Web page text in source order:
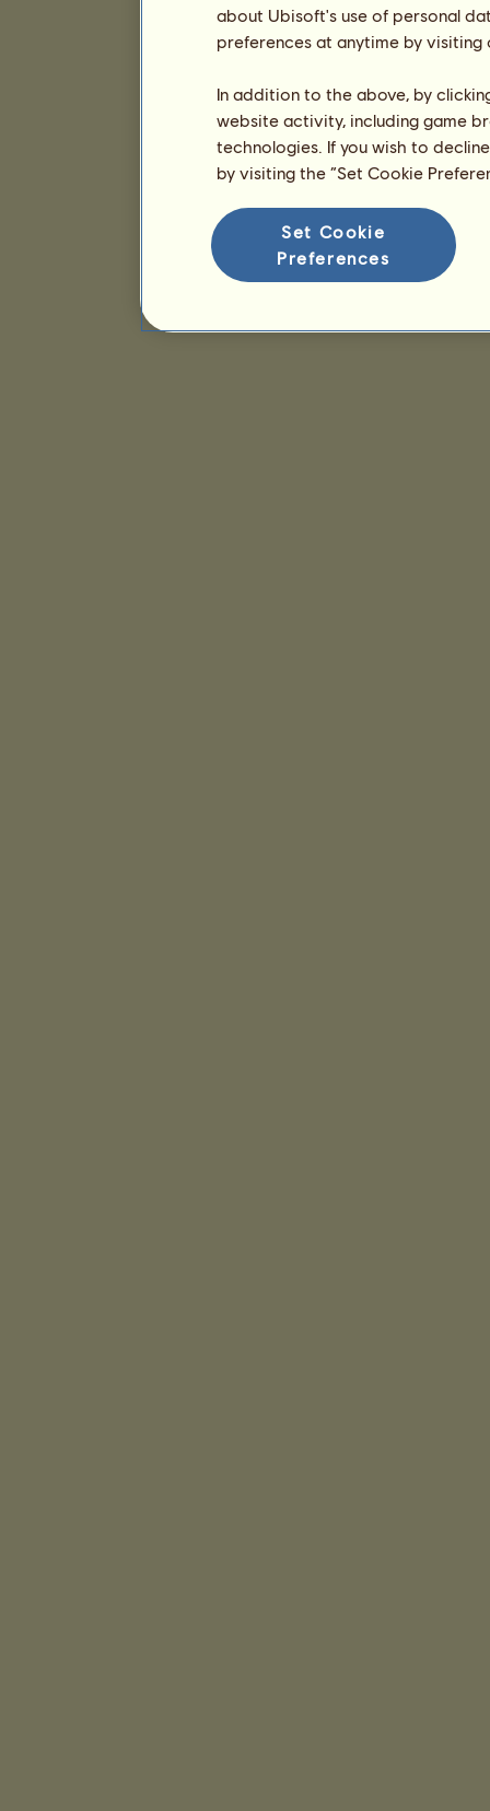
about Ubisoft's use of personal
preferences at anytime by
In addition to the above, by
website activity, including game
technologies. If you wish to
by visiting the “Set Cookie
Set Cookie
Preferences